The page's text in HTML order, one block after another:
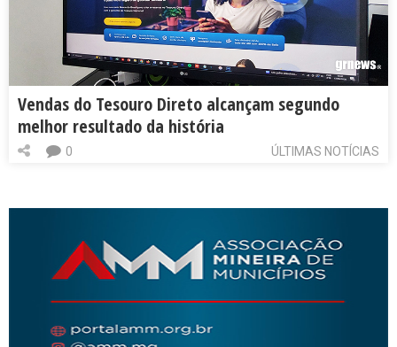
Vendas do Tesouro Direto alcançam segundo
melhor resultado da história
ÚLTIMAS NOTÍCIAS
0